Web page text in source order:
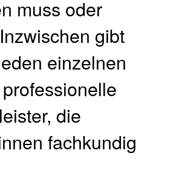
muss oder
gibt
einzelnen
die
fachkundig